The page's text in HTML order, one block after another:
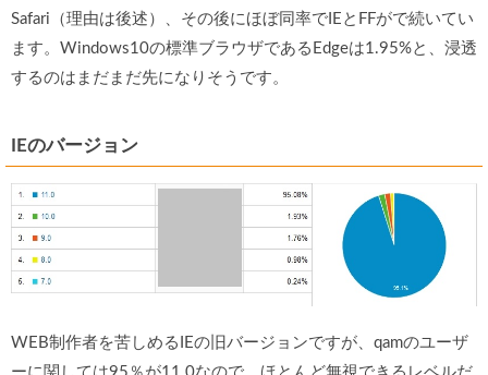
Safari（理由は後述）、その後にほぼ同率でIEとFFがで続いてい
ます。Windows10の標準ブラウザであるEdgeは1.95%と、浸透
するのはまだまだ先になりそうです。
IEのバージョン
WEB制作者を苦しめるIEの旧バージョンですが、qamのユーザ